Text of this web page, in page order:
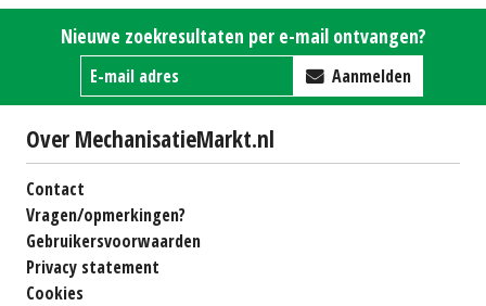
Nieuwe zoekresultaten per e-mail ontvangen?
Aanmelden
Over MechanisatieMarkt.nl
Contact
Vragen/opmerkingen?
Gebruikersvoorwaarden
Privacy statement
Cookies